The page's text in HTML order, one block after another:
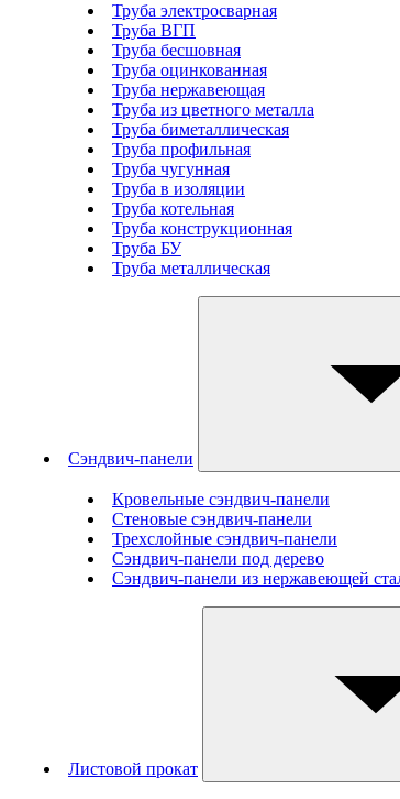
Труба электросварная
Труба ВГП
Труба бесшовная
Труба оцинкованная
Труба нержавеющая
Труба из цветного металла
Труба биметаллическая
Труба профильная
Труба чугунная
Труба в изоляции
Труба котельная
Труба конструкционная
Труба БУ
Труба металлическая
Сэндвич-панели
Кровельные сэндвич-панели
Стеновые cэндвич-панели
Трехслойные сэндвич-панели
Сэндвич-панели под дерево
Сэндвич-панели из нержавеющей
Листовой прокат